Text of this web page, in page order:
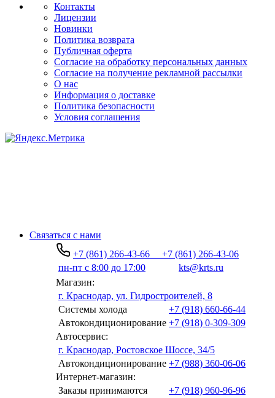
Контакты
Лицензии
Новинки
Политика возврата
Публичная оферта
Согласие на обработку персональных данных
Согласие на получение рекламной рассылки
О нас
Информация о доставке
Политика безопасности
Условия соглашения
Связаться с нами
+7 (861) 266-43-66
+7 (861) 266-43-06
пн-пт с 8:00 до 17:00
kts@krts.ru
Магазин:
г. Краснодар, ул. Гидростроителей, 8
Системы холода
+7 (918) 660-66-44
Автокондиционирование +7 (918) 0-309-309
Автосервис:
г. Краснодар, Ростовское Шоссе, 34/5
Автокондиционирование +7 (988) 360-06-06
Интернет-магазин:
Заказы принимаются
+7 (918) 960-96-96